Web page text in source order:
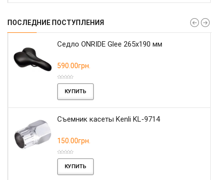
ПОСЛЕДНИЕ ПОСТУПЛЕНИЯ
Седло ONRIDE Glee 265x190 мм
590.00грн.
КУПИТЬ
Съемник касеты Kenli KL-9714
150.00грн.
КУПИТЬ